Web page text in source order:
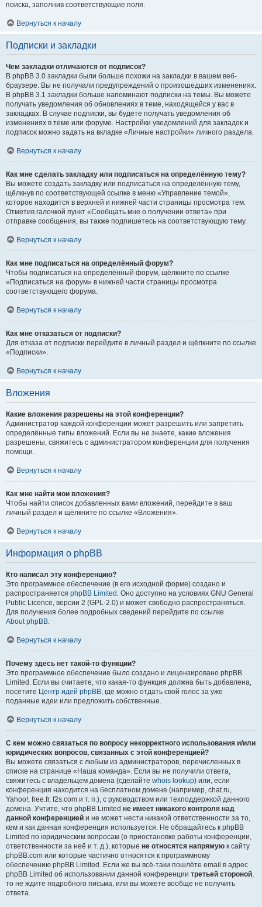
поиска, заполнив соответствующие поля.
Вернуться к началу
Подписки и закладки
Чем закладки отличаются от подписок?
В phpBB 3.0 закладки были больше похожи на закладки в вашем веб-
браузере. Вы не получали предупреждений о произошедших изменениях.
В phpBB 3.1 закладки больше напоминают подписки на темы. Вы можете
получать уведомления об обновлениях в теме, находящейся у вас в
закладках. В случае подписки, вы будете получать уведомления об
изменениях в теме или форуме. Настройки уведомлений для закладок и
подписок можно задать на вкладке «Личные настройки» личного раздела.
Вернуться к началу
Как мне сделать закладку или подписаться на определённую тему?
Вы можете создать закладку или подписаться на определённую тему,
щёлкнув по соответствующей ссылке в меню «Управление темой»,
которое находится в верхней и нижней части страницы просмотра тем.
Отметив галочкой пункт «Сообщать мне о получении ответа» при
отправке сообщения, вы также подпишетесь на соответствующую тему.
Вернуться к началу
Как мне подписаться на определённый форум?
Чтобы подписаться на определённый форум, щёлкните по ссылке
«Подписаться на форум» в нижней части страницы просмотра
соответствующего форума.
Вернуться к началу
Как мне отказаться от подписки?
Для отказа от подписки перейдите в личный раздел и щёлкните по ссылке
«Подписки».
Вернуться к началу
Вложения
Какие вложения разрешены на этой конференции?
Администратор каждой конференции может разрешить или запретить
определённые типы вложений. Если вы не знаете, какие вложения
разрешены, свяжитесь с администратором конференции для получения
помощи.
Вернуться к началу
Как мне найти мои вложения?
Чтобы найти список добавленных вами вложений, перейдите в ваш
личный раздел и щёлкните по ссылке «Вложения».
Вернуться к началу
Информация о phpBB
Кто написал эту конференцию?
Это программное обеспечение (в его исходной форме) создано и
распространяется phpBB Limited . Оно доступно на условиях GNU General
Public Licence, версии 2 (GPL-2.0) и может свободно распространяться.
Для получения более подробных сведений перейдите по ссылке
About phpBB.
Вернуться к началу
Почему здесь нет такой-то функции?
Это программное обеспечение было создано и лицензировано phpBB
Limited. Если вы считаете, что какая-то функция должна быть добавлена,
посетите Центр идей phpBB, где можно отдать свой голос за уже
поданные идеи или предложить собственные.
Вернуться к началу
С кем можно связаться по вопросу некорректного использования и/или
юридических вопросов, связанных с этой конференцией?
Вы можете связаться с любым из администраторов, перечисленных в
списке на странице «Наша команда». Если вы не получили ответа,
свяжитесь с владельцем домена (сделайте whois lookup) или, если
конференция находится на бесплатном домене (например, chat.ru,
Yahoo!, free.fr, f2s.com и т. п.), с руководством или техподдержкой данного
домена. Учтите, что phpBB Limited не имеет никакого контроля над
данной конференцией и не может нести никакой ответственности за то,
кем и как данная конференция используется. Не обращайтесь к phpBB
Limited по юридическим вопросам (о приостановке работы конференции,
ответственности за неё и т. д.), которые не относятся напрямую к сайту
phpBB.com или которые частично относятся к программному
обеспечению phpBB Limited. Если же вы всё-таки пошлёте email в адрес
phpBB Limited об использовании данной конференции третьей стороной,
то не ждите подробного письма, или вы можете вообще не получить
ответа.